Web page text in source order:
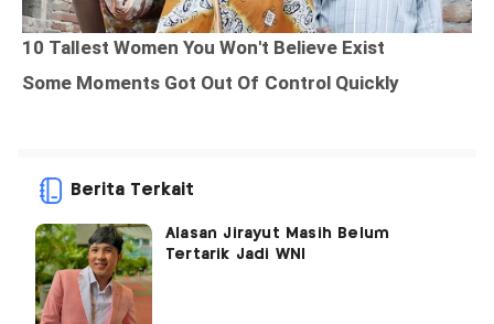
Berita Terkait
Alasan Jirayut Masih Belum
Tertarik Jadi WNI